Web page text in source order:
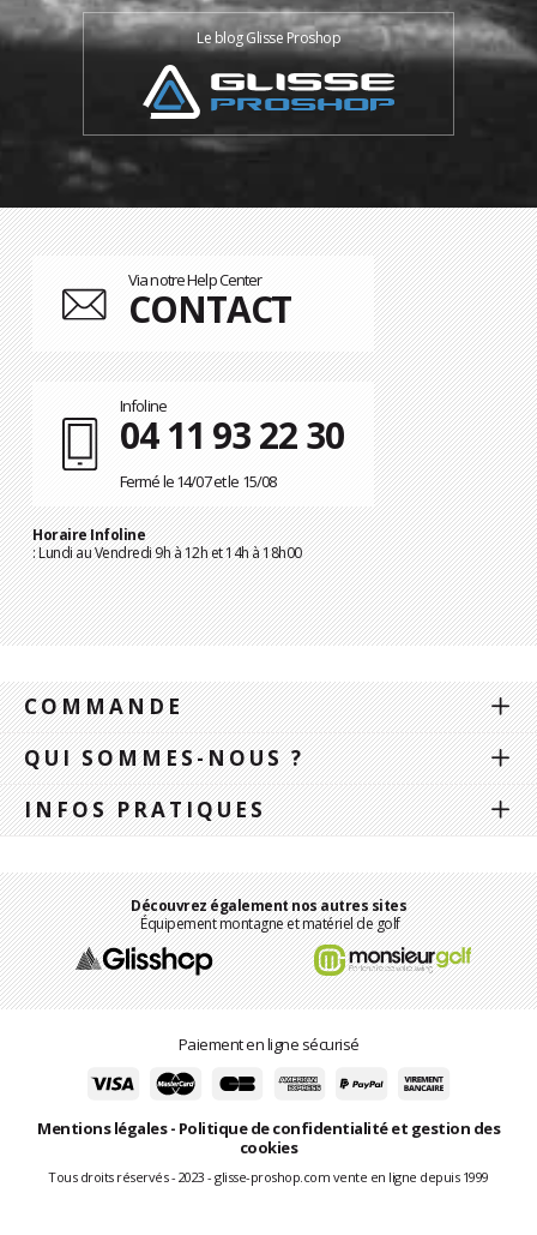
Le blog Glisse Proshop
Via notre Help Center
CONTACT
Infoline
04 11 93 22 30
Fermé le 14/07 et le 15/08
Horaire Infoline
: Lundi au Vendredi 9h à 12h et 14h à 18h00
COMMANDE
QUI SOMMES-NOUS ?
INFOS PRATIQUES
Découvrez également nos autres sites
Équipement montagne et matériel de golf
Paiement en ligne sécurisé
Mentions légales- Politique de confidentialité et gestion des
cookies
Tous droits réservés - 2023 - glisse-proshop.com vente en ligne depuis 1999